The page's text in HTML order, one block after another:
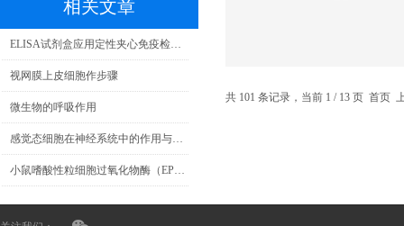
相关文章
ELISA试剂盒应用定性夹心免疫检测技术
视网膜上皮细胞作步骤
微生物的呼吸作用
感觉态细胞在神经系统中的作用与功能介绍
小鼠嗜酸性粒细胞过氧化物酶（EPO）ELISA试剂盒操作步骤
共 101 条记录，当前 1 / 13 页 首页